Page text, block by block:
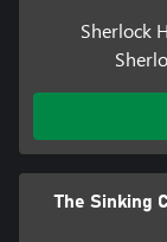
Sherlock
The Sinking